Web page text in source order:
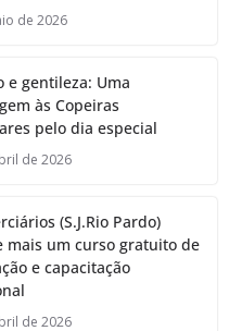
de 2026
e gentileza: Uma
às Copeiras
pelo dia especial
de 2026
(S.J.Rio Pardo)
mais um curso gratuito de
e capacitação
de 2026